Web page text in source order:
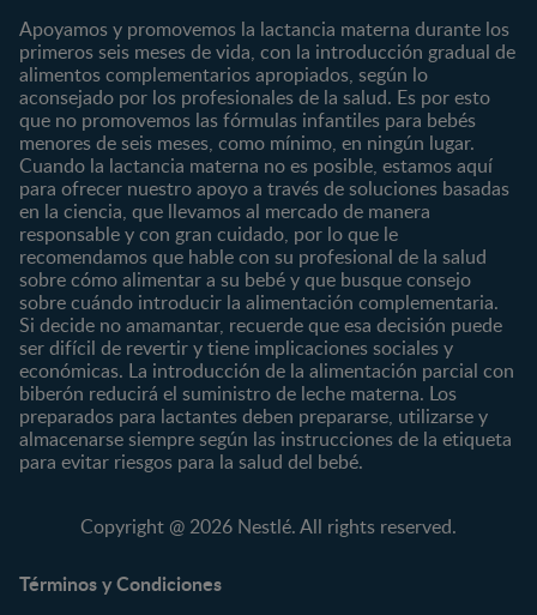
¿Quiénes somos?
Marcas y productos
Nuestros Productos
Nuestras Marcas
Embarazo
Posparto
0 a 4 meses
4 a 6 meses
6 a 8 meses
8 a 12 meses
12 a 24 meses
Desde 2 años
Preescolar
Escolar
Nutrición
Salud
Maternidad
Paternidad
Vida en familia
Marcas
CERELAC®
GERBER®
KLIM®
NAN® 3
NAN® Optipro® 3
NAN® Supreme 3
Productos
Cereales Infantiles
Compotas y galletas
Fórmulas Infantiles
Vitaminas y Suplementos
Apoyamos y promovemos la lactancia materna durante los
primeros seis meses de vida, con la introducción gradual de
alimentos complementarios apropiados, según lo
aconsejado por los profesionales de la salud. Es por esto
que no promovemos las fórmulas infantiles para bebés
menores de seis meses, como mínimo, en ningún lugar.
Cuando la lactancia materna no es posible, estamos aquí
para ofrecer nuestro apoyo a través de soluciones basadas
en la ciencia, que llevamos al mercado de manera
responsable y con gran cuidado, por lo que le
recomendamos que hable con su profesional de la salud
sobre cómo alimentar a su bebé y que busque consejo
sobre cuándo introducir la alimentación complementaria.
Si decide no amamantar, recuerde que esa decisión puede
ser difícil de revertir y tiene implicaciones sociales y
económicas. La introducción de la alimentación parcial con
biberón reducirá el suministro de leche materna. Los
preparados para lactantes deben prepararse, utilizarse y
almacenarse siempre según las instrucciones de la etiqueta
para evitar riesgos para la salud del bebé.
Copyright @ 2026 Nestlé. All rights reserved.
Términos y Condiciones